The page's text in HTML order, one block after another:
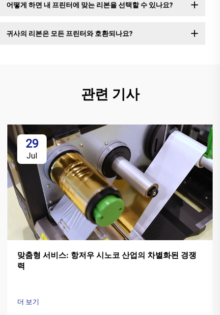
어떻게 하면 내 프린터에 맞는 리본을 선택할 수 있나요?
귀사의 리본은 모든 프린터와 호환되나요?
관련 기사
29
Jul
맞춤형 서비스: 항저우 시노코 산업의 차별화된 경쟁
력
더 보기